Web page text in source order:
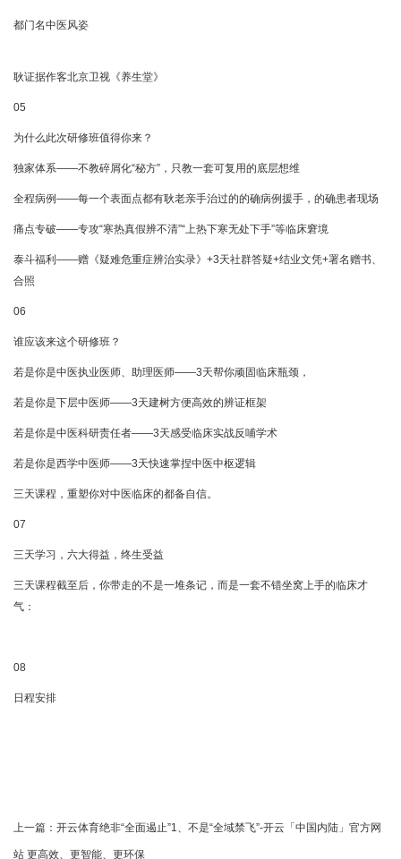
都门名中医风姿
耿证据作客北京卫视《养生堂》
05
为什么此次研修班值得你来？
独家体系——不教碎屑化“秘方”，只教一套可复用的底层想维
全程病例——每一个表面点都有耿老亲手治过的的确病例援手，的确患者现场
痛点专破——专攻“寒热真假辨不清”“上热下寒无处下手”等临床窘境
泰斗福利——赠《疑难危重症辨治实录》+3天社群答疑+结业文凭+署名赠书、
合照
06
谁应该来这个研修班？
若是你是中医执业医师、助理医师——3天帮你顽固临床瓶颈，
若是你是下层中医师——3天建树方便高效的辨证框架
若是你是中医科研责任者——3天感受临床实战反哺学术
若是你是西学中医师——3天快速掌捏中医中枢逻辑
三天课程，重塑你对中医临床的都备自信。
07
三天学习，六大得益，终生受益
三天课程截至后，你带走的不是一堆条记，而是一套不错坐窝上手的临床才
气：
08
日程安排
上一篇： 开云体育绝非“全面遏止”1、不是“全域禁飞”-开云「中国内陆」官方网
站 更高效、更智能、更环保